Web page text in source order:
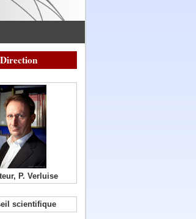
Direction
P. Verluise
scientifique